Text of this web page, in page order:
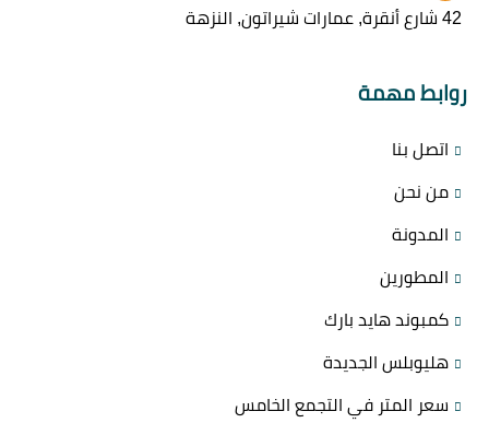
42 شارع أنقرة, عمارات شيراتون, النزهة
روابط مهمة
اتصل بنا
من نحن
المدونة
المطورين
كمبوند هايد بارك
هليوبلس الجديدة
سعر المتر في التجمع الخامس